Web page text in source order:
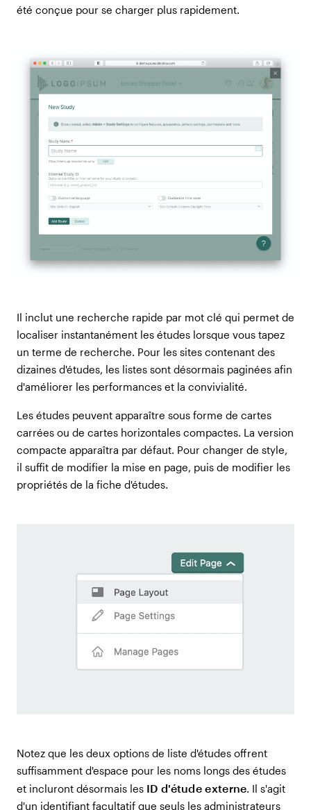
été conçue pour se charger plus rapidement.
Il inclut une recherche rapide par mot clé qui permet de
localiser instantanément les études lorsque vous tapez
un terme de recherche. Pour les sites contenant des
dizaines d'études, les listes sont désormais paginées afin
d'améliorer les performances et la convivialité.
Les études peuvent apparaître sous forme de cartes
carrées ou de cartes horizontales compactes. La version
compacte apparaîtra par défaut. Pour changer de style,
il suffit de modifier la mise en page, puis de modifier les
propriétés de la fiche d'études.
Notez que les deux options de liste d'études offrent
suffisamment d'espace pour les noms longs des études
et incluront désormais les ID d'étude externe. Il s'agit
d'un identifiant facultatif que seuls les administrateurs